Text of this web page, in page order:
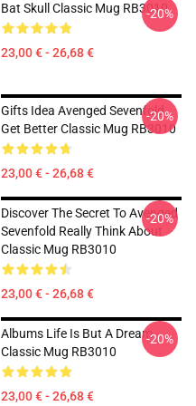
Bat Skull Classic Mug RB3010
23,00 € - 26,68 €
-20%
Gifts Idea Avenged Sevenfold
Get Better Classic Mug RB3010
23,00 € - 26,68 €
-20%
Discover The Secret To Avenged
Sevenfold Really Think About
Classic Mug RB3010
23,00 € - 26,68 €
-20%
Albums Life Is But A Dream
Classic Mug RB3010
23,00 € - 26,68 €
-20%